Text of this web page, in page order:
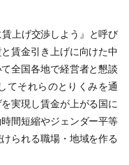
上げ交渉しよう』と呼び
賃金引き上げに向けた中
全国各地で経営者と懇談
てそれらのとりくみを通
実現し賃金が上がる国に
間短縮やジェンダー平等
られる職場・地域を作る